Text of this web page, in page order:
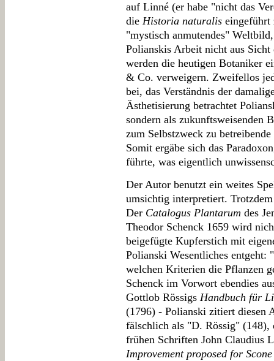
auf Linné (er habe "nicht das
die Historia naturalis eingeführt
"mystisch anmutendes"
Polianskis Arbeit nicht aus
werden die heutigen Botaniker
& Co. verweigern. Zweifellos
bei, das Verständnis der
Ästhetisierung betrachtet
sondern als zukunftsweisenden
zum Selbstzweck zu
Somit ergäbe sich das
führte, was eigentlich
Der Autor benutzt ein weites
umsichtig interpretiert.
Der Catalogus Plantarum des
Theodor Schenck 1659 wird
beigefügte Kupferstich mit
Polianski Wesentliches
welchen Kriterien die Pflanzen
Schenck im Vorwort ebendies
Gottlob Rössigs Handbuch für
(1796) - Polianski zitiert diesen
fälschlich als "D. Rössig" (148),
frühen Schriften John Claudius
Improvement proposed for Scone